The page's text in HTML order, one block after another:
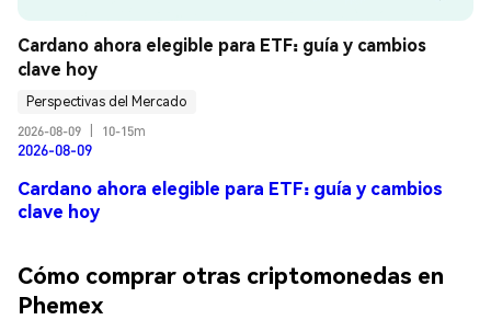
Cardano ahora elegible para ETF: guía y cambios
clave hoy
Perspectivas del Mercado
2026-08-09
10-15m
2026-08-09
Cardano ahora elegible para ETF: guía y cambios
clave hoy
Cómo comprar otras criptomonedas en
Phemex